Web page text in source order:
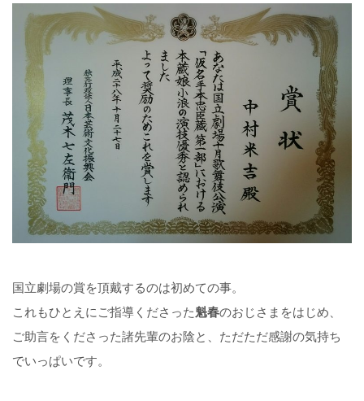
国立劇場の賞を頂戴するのは初めての事。
これもひとえにご指導くださった魁春のおじさまをはじめ、
ご助言をくださった諸先輩のお陰と、ただただ感謝の気持ち
でいっぱいです。